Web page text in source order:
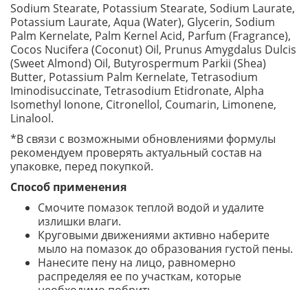
Sodium Stearate, Potassium Stearate, Sodium Laurate,
Potassium Laurate, Aqua (Water), Glycerin, Sodium
Palm Kernelate, Palm Kernel Acid, Parfum (Fragrance),
Cocos Nucifera (Coconut) Oil, Prunus Amygdalus Dulcis
(Sweet Almond) Oil, Butyrospermum Parkii (Shea)
Butter, Potassium Palm Kernelate, Tetrasodium
Iminodisuccinate, Tetrasodium Etidronate, Alpha
Isomethyl Ionone, Citronellol, Coumarin, Limonene,
Linalool.
*В связи с возможными обновлениями формулы
рекомендуем проверять актуальный состав на
упаковке, перед покупкой.
Способ применения
Смочите помазок теплой водой и удалите
излишки влаги.
Круговыми движениями активно наберите
мыло на помазок до образования густой пены.
Нанесите пену на лицо, равномерно
распределяя ее по участкам, которые